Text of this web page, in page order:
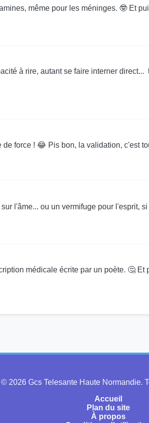
même pour les méninges. 🤓 Et
à rire, autant se faire interner
force ! 😂 Pis bon, la validation, c'est
l'âme... ou un vermifuge pour l'esprit,
médicale écrite par un poète. 🤔
© 2026 Gcs Telesante Haute Normandie.
Accueil
Plan du site
À propos